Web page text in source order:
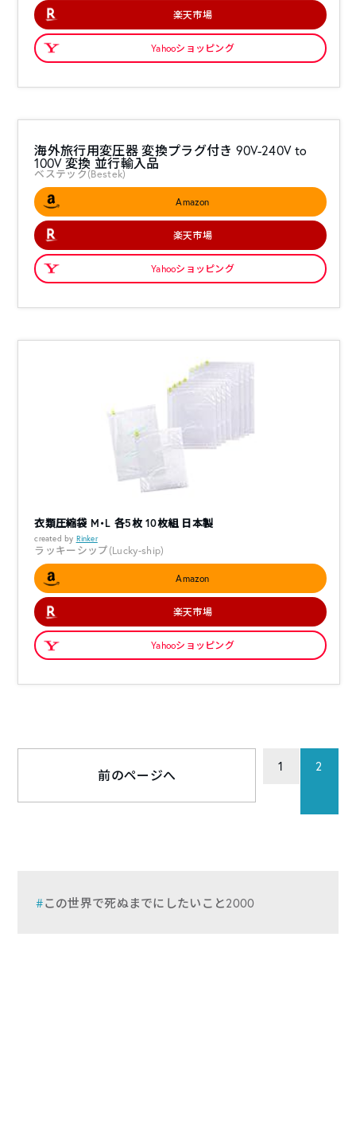
楽天市場
Yahooショッピング
海外旅行用変圧器 変換プラグ付き 90V-240V to
100V 変換 並行輸入品
ベステック(Bestek)
Amazon
楽天市場
Yahooショッピング
衣類圧縮袋 M・L 各5枚 10枚組 日本製
created by Rinker
ラッキーシップ(Lucky-ship)
Amazon
楽天市場
Yahooショッピング
前のページへ
1 2
この世界で死ぬまでにしたいこと2000